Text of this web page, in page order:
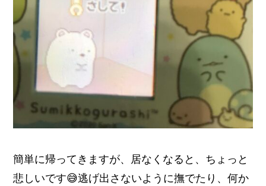
簡単に帰ってきますが、 居なくなると、ちょっと
悲しいです😅逃げ出さないように撫でたり、何か